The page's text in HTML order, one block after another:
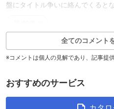
盤にタイトル争いに絡んでくると
全てのコメント
※コメントは個人の見解であり、記事提
おすすめのサービス